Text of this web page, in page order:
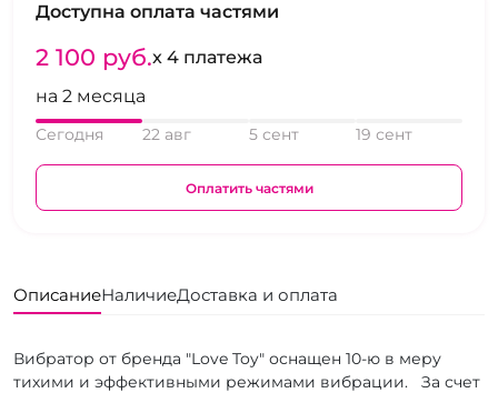
Доступна оплата частями
2 100 pуб.x 4 платежа
на 2 месяца
Сегодня 22 авг 5 сент 19 сент
Оплатить частями
ОписаниеНаличиеДоставка и оплата
Вибратор от бренда "Love Toy" оснащен 10-ю в меру
тихими и эффективными режимами вибрации. За счет